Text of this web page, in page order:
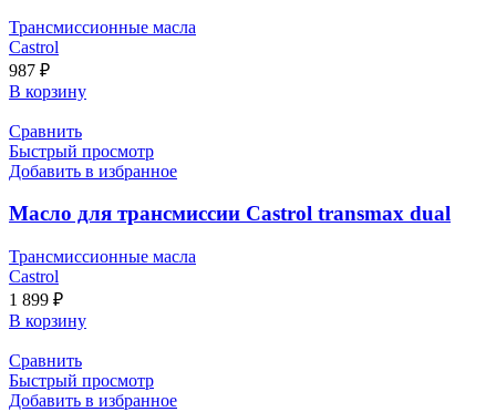
Трансмиссионные масла
Castrol
987 ₽
В корзину
Сравнить
Быстрый просмотр
Добавить в избранное
Масло для трансмиссии Castrol transmax dual
Трансмиссионные масла
Castrol
1 899 ₽
В корзину
Сравнить
Быстрый просмотр
Добавить в избранное